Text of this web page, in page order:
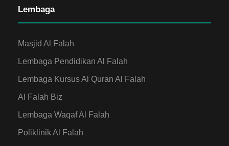
Lembaga
Masjid Al Falah
Lembaga Pendidikan Al Falah
Lembaga Kursus Al Quran Al Falah
Al Falah Biz
Lembaga Waqaf Al Falah
Poliklinik Al Falah